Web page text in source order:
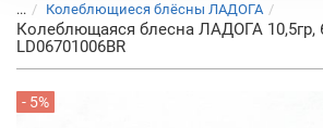
... Колеблющиеся блёсны ЛАДОГА
Колеблющаяся блесна ЛАДОГА 10,5гр,
LD06701006BR
- 5%